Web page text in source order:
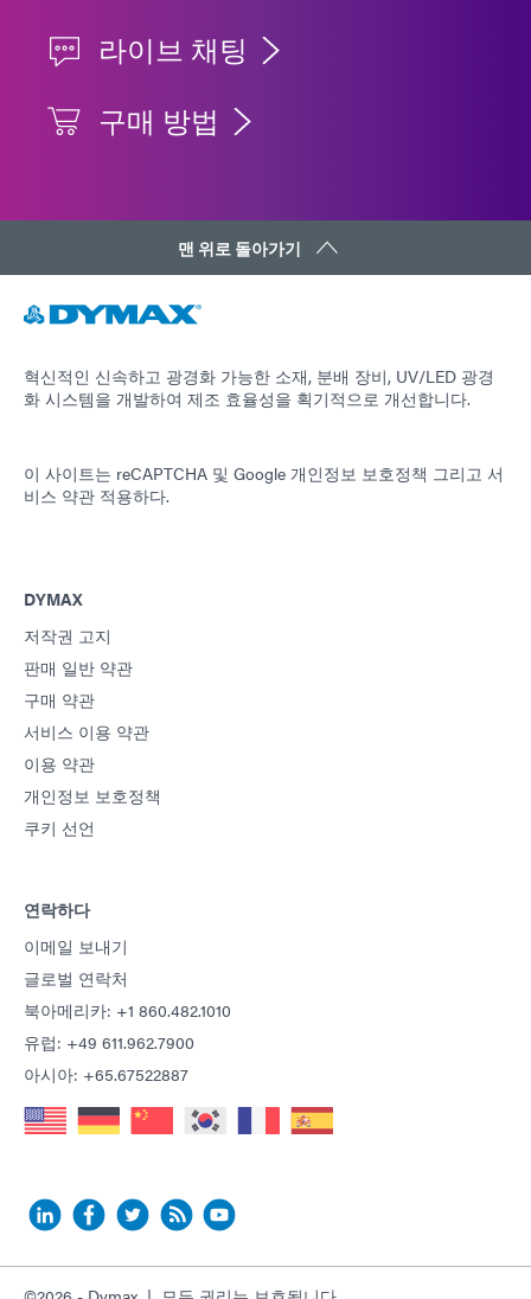
라이브 채팅
구매 방법
맨 위로 돌아가기
혁신적인 신속하고 광경화 가능한 소재, 분배 장비, UV/LED 광경
화 시스템을 개발하여 제조 효율성을 획기적으로 개선합니다.
이 사이트는 reCAPTCHA 및 Google 개인정보 보호정책 그리고 서
비스 약관 적용하다.
DYMAX
저작권 고지
판매 일반 약관
구매 약관
서비스 이용 약관
이용 약관
개인정보 보호정책
쿠키 선언
연락하다
이메일 보내기
글로벌 연락처
북아메리카: +1 860.482.1010
유럽: +49 611.962.7900
아시아: +65.67522887